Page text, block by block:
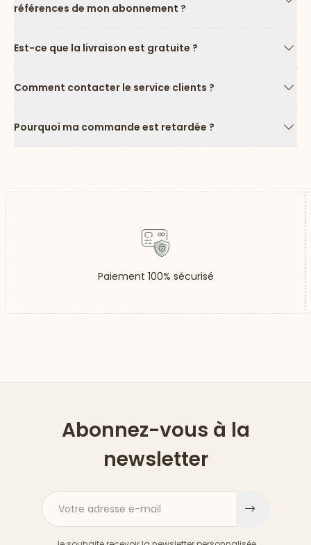
références de mon abonnement ?
Est-ce que la livraison est gratuite ?
Comment contacter le service clients ?
Pourquoi ma commande est retardée ?
Paiement 100% sécurisé
Abonnez-vous à la
newsletter
Votre adresse e-mail